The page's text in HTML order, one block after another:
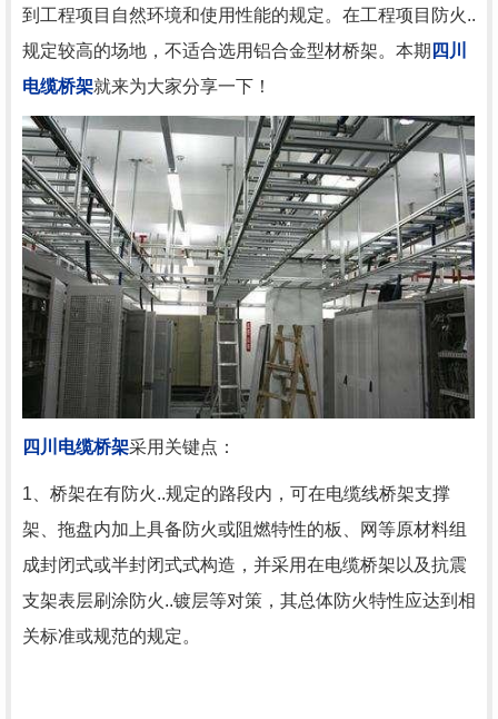
到工程项目自然环境和使用性能的规定。在工程项目防火..
规定较高的场地，不适合选用铝合金型材桥架。本期 四川
电缆桥架就来为大家分享一下！
四川电缆桥架采用关键点：
1、桥架在有防火..规定的路段内，可在电缆线桥架支撑
架、拖盘内加上具备防火或阻燃特性的板、网等原材料组
成封闭式或半封闭式式构造，并采用在电缆桥架以及抗震
支架表层刷涂防火..镀层等对策，其总体防火特性应达到相
关标准或规范的规定。